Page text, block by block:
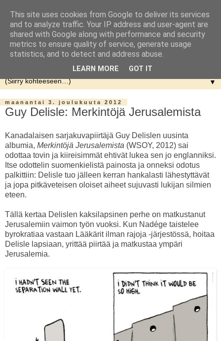
▼
maanantai 3. joulukuuta 2012
Guy Delisle: Merkintöjä Jerusalemista
Kanadalaisen sarjakuvapiirtäjä Guy Delislen uusinta
albumia, Merkintöjä Jerusalemista (WSOY, 2012) sai
odottaa tovin ja kiireisimmät ehtivät lukea sen jo englanniksi.
Itse odottelin suomenkielistä painosta ja onneksi odotus
palkittiin: Delisle tuo jälleen kerran hankalasti lähestyttävät
ja jopa pitkäveteisen oloiset aiheet sujuvasti lukijan silmien
eteen.
Tällä kertaa Delislen kaksilapsinen perhe on matkustanut
Jerusalemiin vaimon työn vuoksi. Kun Nadége taistelee
byrokratiaa vastaan Lääkärit ilman rajoja -järjestössä, hoitaa
Delisle lapsiaan, yrittää piirtää ja matkustaa ympäri
Jerusalemia.
This site uses cookies from Google to deliver its services
and to analyze traffic. Your IP address and user-agent are
shared with Google along with performance and security
metrics to ensure quality of service, generate usage
statistics, and to detect and address abuse.
LEARN MORE GOT IT